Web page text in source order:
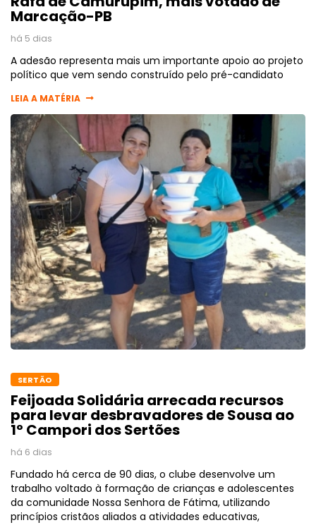
Marcação-PB
há 5 dias
A adesão representa mais um importante apoio ao projeto
político que vem sendo construído pelo pré-candidato
LEIA A MATÉRIA
SERTÃO
Feijoada Solidária arrecada recursos
para levar desbravadores de Sousa ao
1º Campori dos Sertões
há 6 dias
Fundado há cerca de 90 dias, o clube desenvolve um
trabalho voltado à formação de crianças e adolescentes
da comunidade Nossa Senhora de Fátima, utilizando
princípios cristãos aliados a atividades educativas,